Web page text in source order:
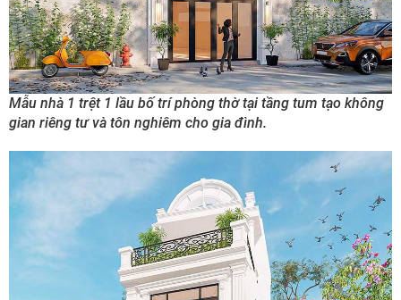
Mẫu nhà 1 trệt 1 lầu bố trí phòng thờ tại tầng tum tạo không
gian riêng tư và tôn nghiêm cho gia đình.